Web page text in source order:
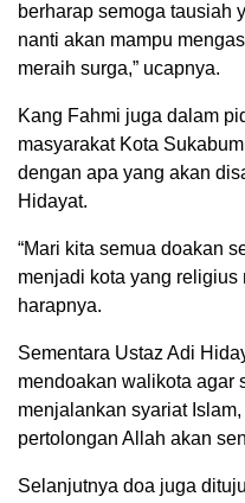
berharap semoga tausiah
nanti akan mampu
meraih surga,” ucapnya.
Kang Fahmi juga dalam
masyarakat Kota
dengan apa yang akan
Hidayat.
“Mari kita semua doakan
menjadi kota yang religius
harapnya.
Sementara Ustaz Adi
mendoakan walikota agar
menjalankan syariat
pertolongan Allah akan
Selanjutnya doa juga